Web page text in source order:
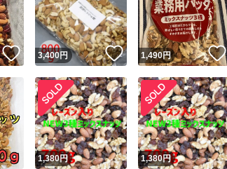
安心発送
いいね！
3,400円 いいね！
1,490円
1,380円 1,380円